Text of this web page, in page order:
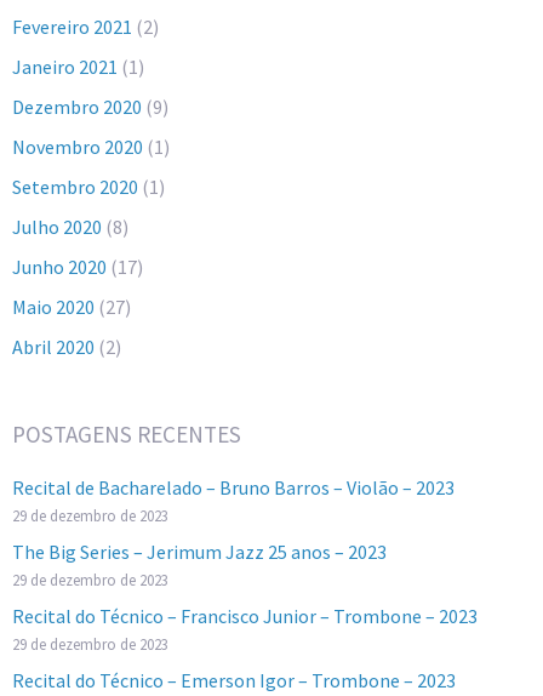
Fevereiro 2021 (2)
Janeiro 2021 (1)
Dezembro 2020 (9)
Novembro 2020 (1)
Setembro 2020 (1)
Julho 2020 (8)
Junho 2020 (17)
Maio 2020 (27)
Abril 2020 (2)
POSTAGENS RECENTES
Recital de Bacharelado – Bruno Barros – Violão – 2023
29 de dezembro de 2023
The Big Series – Jerimum Jazz 25 anos – 2023
29 de dezembro de 2023
Recital do Técnico – Francisco Junior – Trombone – 2023
29 de dezembro de 2023
Recital do Técnico – Emerson Igor – Trombone – 2023